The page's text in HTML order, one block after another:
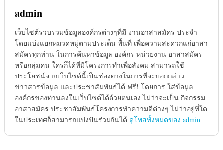
admin
เว็บไซต์รวบรวมข้อมูลองค์กรต่างๆที่มี งานอาสาสมัคร ประจำ
โดยแบ่งแยกหมวดหมู่ตามประเด็น พื้นที่ เพื่อความสะดวกแก่อาสา
สมัครทุกท่าน ในการค้นหาข้อมูล องค์กร หน่วยงาน อาสาสมัคร
หรือกลุ่มคน ใครก็ได้ที่มีโครงการทำเพื่อสังคม สามารถใช้
ประโยชน์จากเว็บไซต์นี้เป็นช่องทางในการที่จะบอกกล่าว
ข่าวสารข้อมูล และประชาสัมพันธ์ได้ ฟรี! โดยการ ใส่ข้อมูล
องค์กรของท่านลงในเว็บไซต์ได้ด้วยตนเอง ไม่ว่าจะเป็น กิจกรรม
อาสาสมัคร ประชาสัมพันธ์โครงการทำความดีต่างๆ ไม่ว่าอยู่ที่ใด
ในประเทศก็สามารถแบ่งปันร่วมกันได้ ดูโพสทั้งหมดของ admin